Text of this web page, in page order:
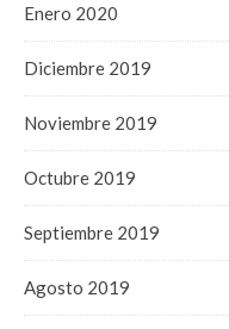
Enero 2020
Diciembre 2019
Noviembre 2019
Octubre 2019
Septiembre 2019
Agosto 2019